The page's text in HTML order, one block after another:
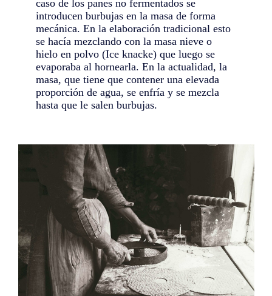
caso de los panes no fermentados se
introducen burbujas en la masa de forma
mecánica. En la elaboración tradicional esto
se hacía mezclando con la masa nieve o
hielo en polvo (Ice knacke) que luego se
evaporaba al hornearla. En la actualidad, la
masa, que tiene que contener una elevada
proporción de agua, se enfría y se mezcla
hasta que le salen burbujas.